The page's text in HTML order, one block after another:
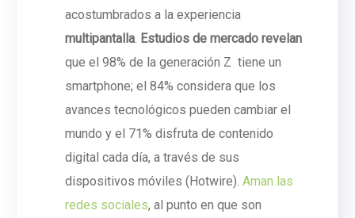
acostumbrados a la experiencia
multipantalla. Estudios de mercado revelan
que el 98% de la generación Z tiene un
smartphone; el 84% considera que los
avances tecnológicos pueden cambiar el
mundo y el 71% disfruta de contenido
digital cada día, a través de sus
dispositivos móviles (Hotwire).Aman las
redes sociales, al punto en que son